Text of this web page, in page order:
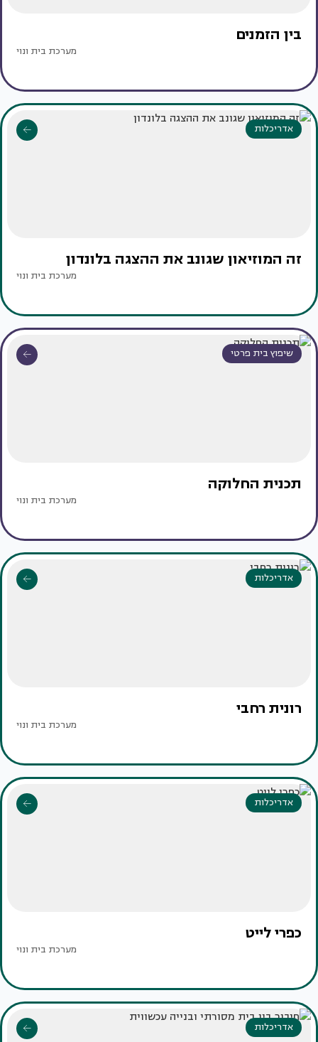
בין הזמנים
מערכת בית ונוי
אדריכלות
זה המוזיאון שגונב את ההצגה בלונדון
מערכת בית ונוי
שיפוץ בית פרטי
תכנית החלוקה
מערכת בית ונוי
אדריכלות
רונית רחבי
מערכת בית ונוי
אדריכלות
כפרי לייט
מערכת בית ונוי
אדריכלות